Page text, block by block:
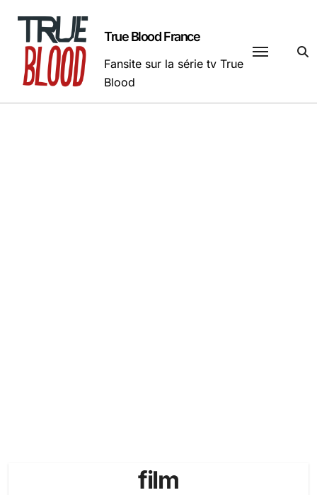
contenu
True Blood France
Fansite sur la série tv True
Blood
film